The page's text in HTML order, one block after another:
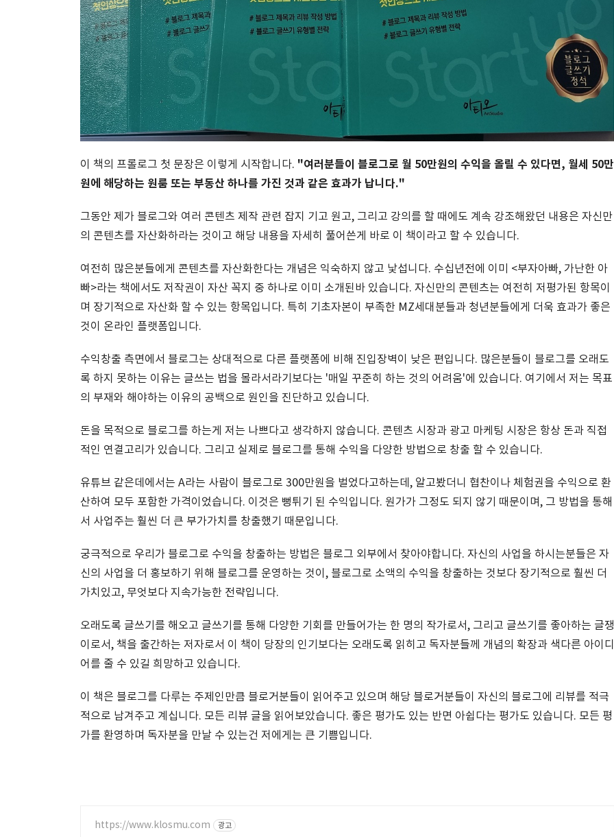
이 책의 프롤로그 첫 문장은 이렇게 시작합니다. "여러분들이 블로그로 월 50만원의 수익을 올릴 수 있다면, 월세 50만
원에 해당하는 원룸 또는 부동산 하나를 가진 것과 같은 효과가 납니다."
그동안 제가 블로그와 여러 콘텐츠 제작 관련 잡지 기고 원고, 그리고 강의를 할 때에도 계속 강조해왔던 내용은 자신만
의 콘텐츠를 자산화하라는 것이고 해당 내용을 자세히 풀어쓴게 바로 이 책이라고 할 수 있습니다.
여전히 많은분들에게 콘텐츠를 자산화한다는 개념은 익숙하지 않고 낯섭니다. 수십년전에 이미 <부자아빠, 가난한 아
빠>라는 책에서도 저작권이 자산 꼭지 중 하나로 이미 소개된바 있습니다. 자신만의 콘텐츠는 여전히 저평가된 항목이
며 장기적으로 자산화 할 수 있는 항목입니다. 특히 기초자본이 부족한 MZ세대분들과 청년분들에게 더욱 효과가 좋은
것이 온라인 플랫폼입니다.
수익창출 측면에서 블로그는 상대적으로 다른 플랫폼에 비해 진입장벽이 낮은 편입니다. 많은분들이 블로그를 오래도
록 하지 못하는 이유는 글쓰는 법을 몰라서라기보다는 '매일 꾸준히 하는 것의 어려움'에 있습니다. 여기에서 저는 목표
의 부재와 해야하는 이유의 공백으로 원인을 진단하고 있습니다.
돈을 목적으로 블로그를 하는게 저는 나쁘다고 생각하지 않습니다. 콘텐츠 시장과 광고 마케팅 시장은 항상 돈과 직접
적인 연결고리가 있습니다. 그리고 실제로 블로그를 통해 수익을 다양한 방법으로 창출 할 수 있습니다.
유튜브 같은데에서는 A라는 사람이 블로그로 300만원을 벌었다고하는데, 알고봤더니 협찬이나 체험권을 수익으로 환
산하여 모두 포함한 가격이었습니다. 이것은 뻥튀기 된 수익입니다. 원가가 그정도 되지 않기 때문이며, 그 방법을 통해
서 사업주는 훨씬 더 큰 부가가치를 창출했기 때문입니다.
궁극적으로 우리가 블로그로 수익을 창출하는 방법은 블로그 외부에서 찾아야합니다. 자신의 사업을 하시는분들은 자
신의 사업을 더 홍보하기 위해 블로그를 운영하는 것이, 블로그로 소액의 수익을 창출하는 것보다 장기적으로 훨씬 더
가치있고, 무엇보다 지속가능한 전략입니다.
오래도록 글쓰기를 해오고 글쓰기를 통해 다양한 기회를 만들어가는 한 명의 작가로서, 그리고 글쓰기를 좋아하는 글쟁
이로서, 책을 출간하는 저자로서 이 책이 당장의 인기보다는 오래도록 읽히고 독자분들께 개념의 확장과 색다른 아이디
어를 줄 수 있길 희망하고 있습니다.
이 책은 블로그를 다루는 주제인만큼 블로거분들이 읽어주고 있으며 해당 블로거분들이 자신의 블로그에 리뷰를 적극
적으로 남겨주고 계십니다. 모든 리뷰 글을 읽어보았습니다. 좋은 평가도 있는 반면 아쉽다는 평가도 있습니다. 모든 평
가를 환영하며 독자분을 만날 수 있는건 저에게는 큰 기쁨입니다.
https://www.klosmu.com 광고